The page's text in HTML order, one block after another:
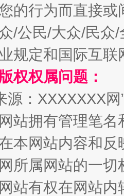
县开幕 规模
的行为而直接
/公民/大众/民
规定和国际互
权权属问题：
源：XXXXXXX
站拥有管理笔
本网站内容和
所属网站的一
站有权在网站